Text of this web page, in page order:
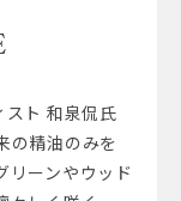
スト 和泉侃氏
の精油のみを
リーンやウッド